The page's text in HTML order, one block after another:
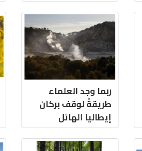
ربما وجد العلماء
طريقةً لوقف بركان
إيطاليا الهائل
المُنهَض